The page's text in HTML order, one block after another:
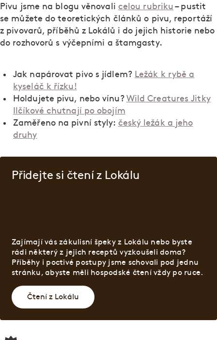
Pivu jsme na blogu věnovali celou rubriku – pustit
se můžete do teoretických článků o pivu, reportáží
z pivovarů, příběhů z Lokálů i do jejich historie nebo
do rozhovorů s výčepními a štamgasty.
Jak napárovat pivo s jídlem? Ležák k rybě a
kyseláč k řízku!
Holdujete pivu, nebo vínu? Wild Creatures Jitky
Ilčíkové chutnají po obojím
Zaměřeno na pivní styly: český ležák a jeho
druhy
Přidejte si čtení z Lokálu
Zajímají vás zákulisní špeky z Lokálu nebo byste
rádi některý z jejich receptů vyzkoušeli doma?
Příběhy i poctivé postupy jsme schovali pod jednu
stránku, abyste měli hospodské čtení vždy po ruce.
Čtení z Lokálu